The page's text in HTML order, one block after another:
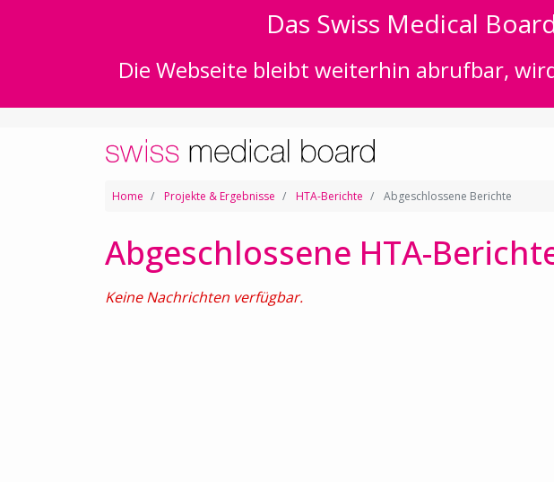
Das Swiss Medical
Die Webseite bleibt weiterhin abrufbar,
Home Projekte & Ergebnisse HTA-Berichte Abgeschlossene Berichte
Abgeschlossene HTA-
Keine Nachrichten verfügbar.